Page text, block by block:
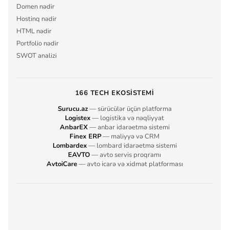
Domen nədir
Hostinq nədir
HTML nədir
Portfolio nədir
SWOT analizi
166 TECH EKOSISTEMI
Surucu.az— sürücülər üçün platforma
Logistex— logistika və nəqliyyat
AnbarEX — anbar idarəetmə sistemi
Finex ERP— maliyyə və CRM
Lombardex— lombard idarəetmə sistemi
EAVTO— avto servis proqramı
AvtoiCare— avto icarə və xidmət platforması